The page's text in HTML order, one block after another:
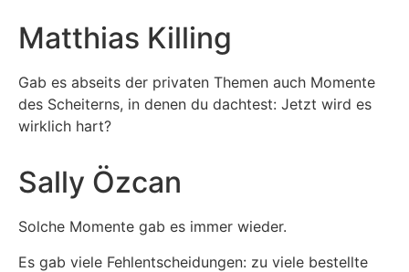
Matthias Killing
Gab es abseits der privaten Themen auch Momente
des Scheiterns, in denen du dachtest: Jetzt wird es
wirklich hart?
Sally Özcan
Solche Momente gab es immer wieder.
Es gab viele Fehlentscheidungen: zu viele bestellte